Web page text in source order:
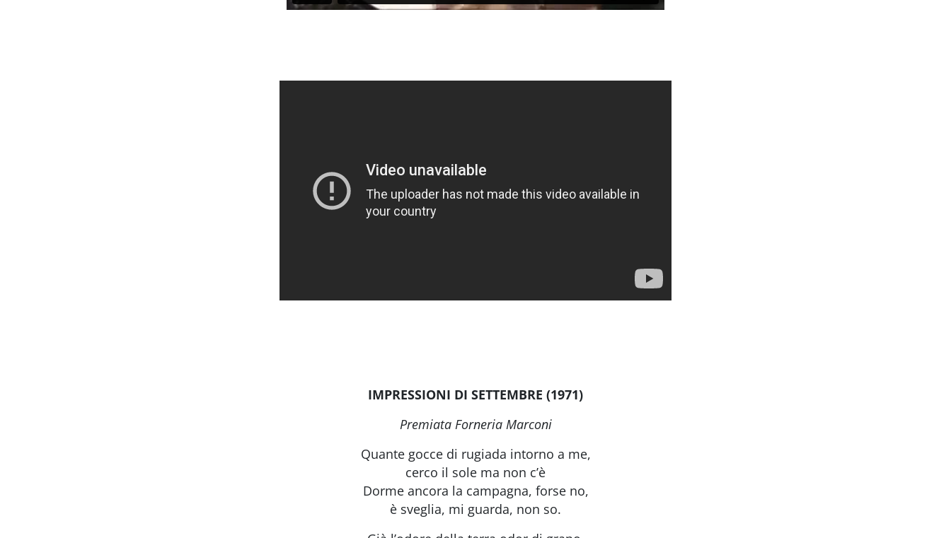
IMPRESSIONI DI SETTEMBRE (1971)
Premiata Forneria Marconi
Quante gocce di rugiada intorno a me,
cerco il sole ma non c’è
Dorme ancora la campagna, forse no,
è sveglia, mi guarda, non so.